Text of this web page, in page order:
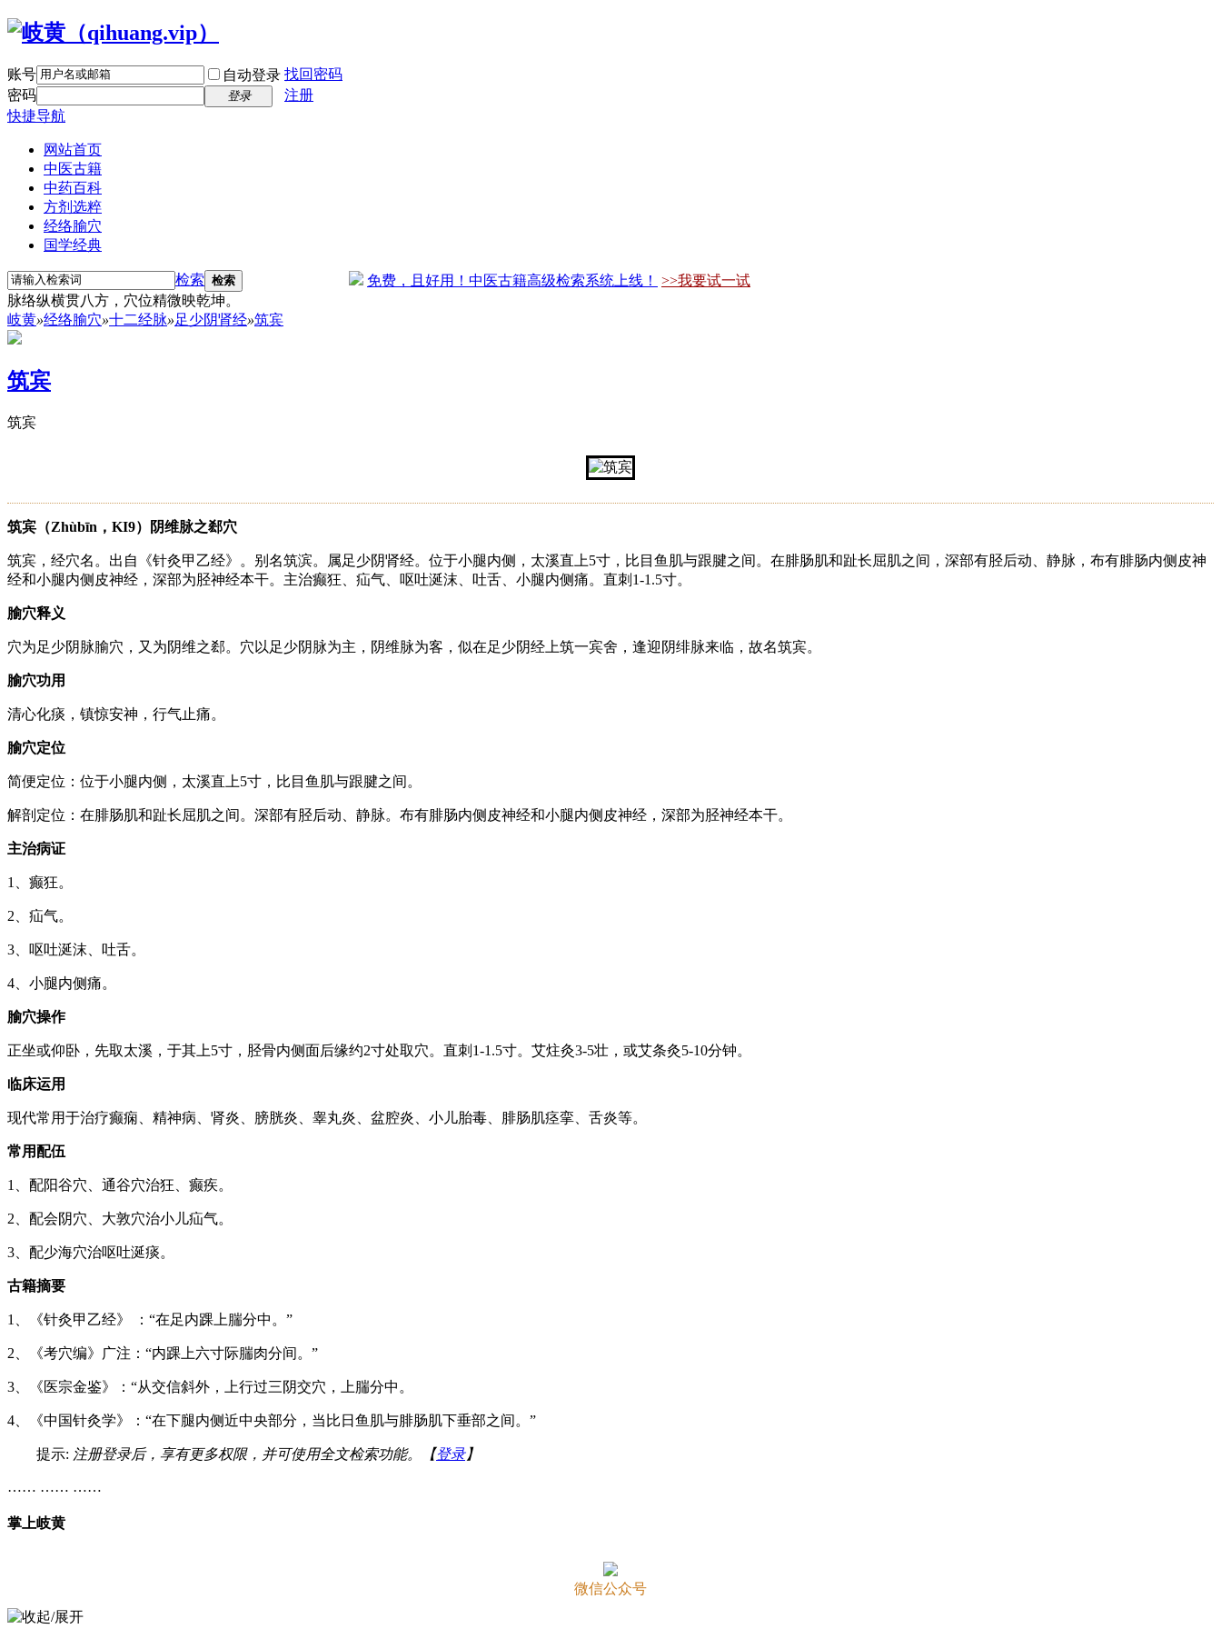
账号 自动登录 找回密码
密码
登录
注册
快捷导航
网站首页
中医古籍
中药百科
方剂选粹
经络腧穴
国学经典
检索 检索 免费，且好用！中医古籍高级检索系统上线！
>>我要试一试
脉络纵横贯八方，穴位精微映乾坤。
岐黄»经络腧穴»十二经脉»足少阴肾经»筑宾
筑宾
筑宾
筑宾（Zhùbīn，KI9）阴维脉之郄穴
筑宾，经穴名。出自《针灸甲乙经》。别名筑滨。属足少阴肾经。位于小腿内侧，太溪直上5寸，比目鱼肌与跟腱之间。在腓肠肌和趾长屈肌之间，深部有胫后动、静脉，布有腓肠内侧皮神
经和小腿内侧皮神经，深部为胫神经本干。主治癫狂、疝气、呕吐涎沫、吐舌、小腿内侧痛。直刺1-1.5寸。
腧穴释义
穴为足少阴脉腧穴，又为阴维之郄。穴以足少阴脉为主，阴维脉为客，似在足少阴经上筑一宾舍，逢迎阴绯脉来临，故名筑宾。
腧穴功用
清心化痰，镇惊安神，行气止痛。
腧穴定位
简便定位：位于小腿内侧，太溪直上5寸，比目鱼肌与跟腱之间。
解剖定位：在腓肠肌和趾长屈肌之间。深部有胫后动、静脉。布有腓肠内侧皮神经和小腿内侧皮神经，深部为胫神经本干。
主治病证
1、癫狂。
2、疝气。
3、呕吐涎沫、吐舌。
4、小腿内侧痛。
腧穴操作
正坐或仰卧，先取太溪，于其上5寸，胫骨内侧面后缘约2寸处取穴。直刺1-1.5寸。艾炷灸3-5壮，或艾条灸5-10分钟。
临床运用
现代常用于治疗癫痫、精神病、肾炎、膀胱炎、睾丸炎、盆腔炎、小儿胎毒、腓肠肌痉挛、舌炎等。
常用配伍
1、配阳谷穴、通谷穴治狂、癫疾。
2、配会阴穴、大敦穴治小儿疝气。
3、配少海穴治呕吐涎痰。
古籍摘要
1、《针灸甲乙经》 ：“在足内踝上腨分中。”
2、《考穴编》广注：“内踝上六寸际腨肉分间。”
3、《医宗金鉴》：“从交信斜外，上行过三阴交穴，上腨分中。
4、《中国针灸学》：“在下腿内侧近中央部分，当比日鱼肌与腓肠肌下垂部之间。”
提示: 注册登录后，享有更多权限，并可使用全文检索功能。【登录】
…… …… ……
掌上岐黄
微信公众号